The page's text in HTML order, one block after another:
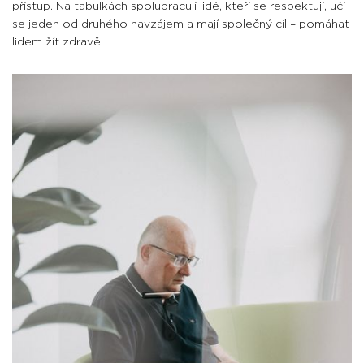
přístup. Na tabulkách spolupracují lidé, kteří se respektují, učí
se jeden od druhého navzájem a mají společný cíl – pomáhat
lidem žít zdravě.